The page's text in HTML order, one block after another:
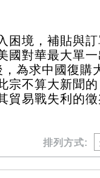
困境，補貼與訂
國對華最大單
為求中國復購
不算大新聞的
易戰失利的徵
排列方式: